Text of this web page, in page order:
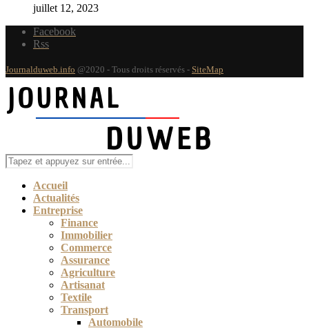
juillet 12, 2023
Facebook
Rss
Journalduweb.info @2020 - Tous droits réservés - SiteMap
Accueil
Actualités
Entreprise
Finance
Immobilier
Commerce
Assurance
Agriculture
Artisanat
Textile
Transport
Automobile